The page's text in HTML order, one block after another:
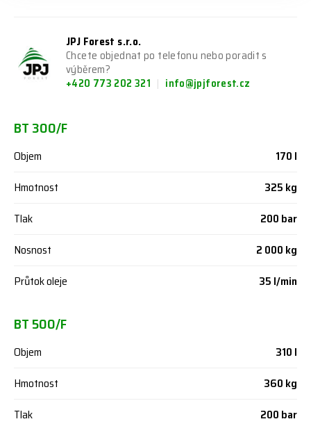
JPJ Forest s.r.o.
Chcete objednat po telefonu nebo poradit s
výběrem?
+420 773 202 321
info@jpjforest.cz
BT 300/F
Objem
170 l
Hmotnost
325 kg
Tlak
200 bar
Nosnost
2 000 kg
Průtok oleje
35 l/min
BT 500/F
Objem
310 l
Hmotnost
360 kg
Tlak
200 bar